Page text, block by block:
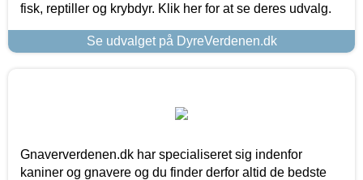
fisk, reptiller og krybdyr. Klik her for at se deres udvalg.
Se udvalget på DyreVerdenen.dk
Gnaververdenen.dk har specialiseret sig indenfor
kaniner og gnavere og du finder derfor altid de bedste